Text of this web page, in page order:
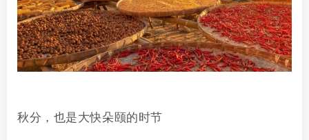
秋分，也是大快朵颐的时节